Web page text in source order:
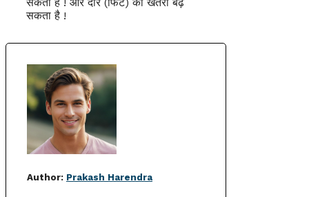
सकता है !
Author: Prakash Harendra